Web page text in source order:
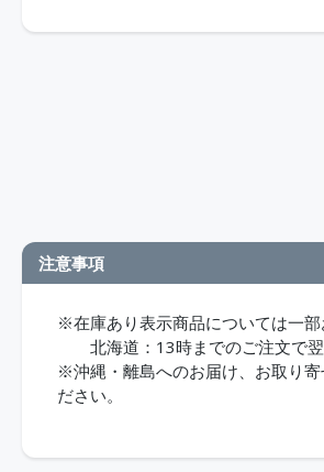
注意事項
※在庫あり表示商品については一部
北海道：13時までのご注文で翌
※沖縄・離島へのお届け、お取り
ださい。